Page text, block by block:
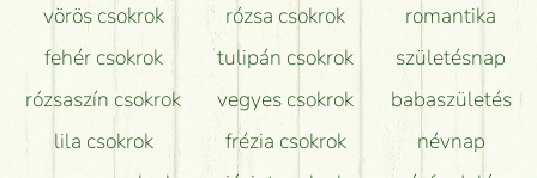
Hogy marad a lehető legtovább friss a csokor?
Tudok adventi koszorút vásárolni boltban?
vörös csokrok
fehér csokrok
rózsaszín csokrok
lila csokrok
rózsa csokrok
tulipán csokrok
vegyes csokrok
frézia csokrok
romantika
születésnap
babaszületés
névnap